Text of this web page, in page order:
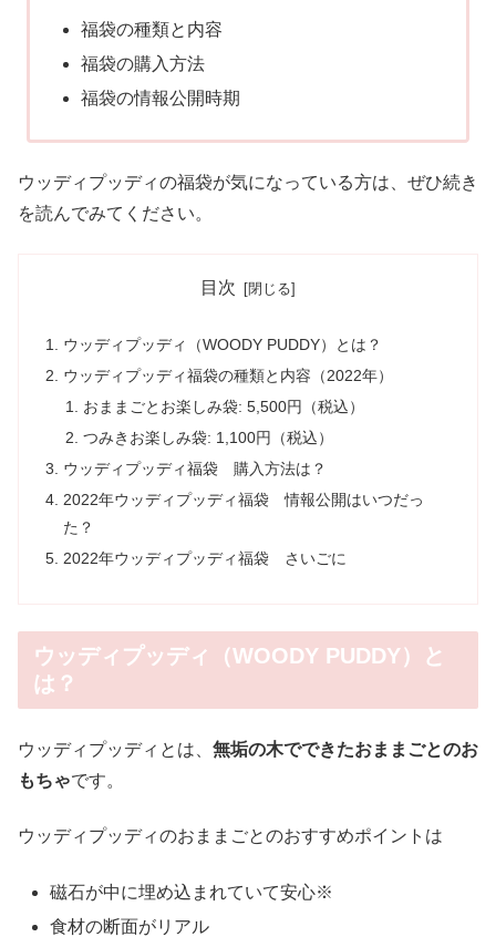
福袋の種類と内容
福袋の購入方法
福袋の情報公開時期
ウッディプッディの福袋が気になっている方は、ぜひ続き
を読んでみてください。
目次
ウッディプッディ（WOODY PUDDY）とは？
ウッディプッディ福袋の種類と内容（2022年）
おままごとお楽しみ袋: 5,500円（税込）
つみきお楽しみ袋: 1,100円（税込）
ウッディプッディ福袋 購入方法は？
2022年ウッディプッディ福袋 情報公開はいつだっ
た？
2022年ウッディプッディ福袋 さいごに
ウッディプッディ（WOODY PUDDY）と
は？
ウッディプッディとは、 無垢の木でできたおままごとのお
もちゃです。
ウッディプッディのおままごとのおすすめポイントは
磁石が中に埋め込まれていて安心※
食材の断面がリアル